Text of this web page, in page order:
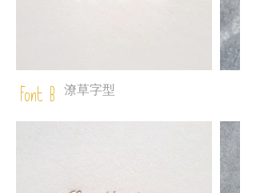
Font B 潦草字型